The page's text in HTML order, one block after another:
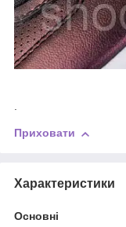
.
Приховати
Характеристики
Основні